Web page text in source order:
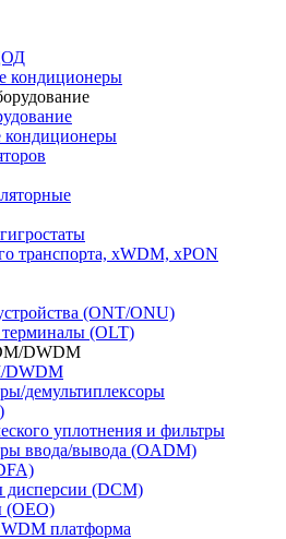
кондиционеры
кондиционеры
транспорта, xWDM, xPON
(ONT/ONU)
(OLT)
DWDM
демультиплексоры
уплотнения и фильтры
ввода/вывода (OADM)
дисперсии (DCM)
(OEO)
платформа